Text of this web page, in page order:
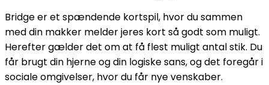
Bridge er et spændende kortspil, hvor du sammen
med din makker melder jeres kort så godt som muligt.
Herefter gælder det om at få flest muligt antal stik. Du
får brugt din hjerne og din logiske sans, og det foregår i
sociale omgivelser, hvor du får nye venskaber.